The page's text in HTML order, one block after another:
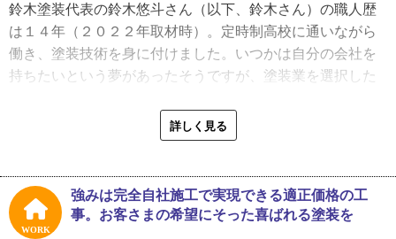
鈴木塗装代表の鈴木悠斗さん（以下、鈴木さん）の職人歴
は１４年（２０２２年取材時）。定時制高校に通いながら
働き、塗装技術を身に付けました。いつかは自分の会社を
持ちたいという夢があったそうですが、塗装業を選択した
面白かったですね。ただ、父が電気工事の会社をやってい
て一緒に働きたい気持ちもあったので、一度は塗装業を離
れたんです。でも父の会社で働いてみて、自分には塗装業
詳しく見る
WORK
強みは完全自社施工で実現できる適正価格の工
事。お客さまの希望にそった喜ばれる塗装を